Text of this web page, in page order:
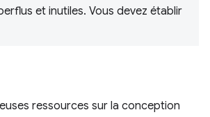
et inutiles. Vous devez établir
ressources sur la conception